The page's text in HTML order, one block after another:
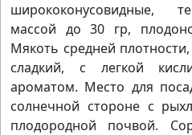
ширококонусовидные,
массой до 30 гр,
Мякоть средней
сладкий, с легкой
ароматом. Место для
солнечной стороне с
плодородной почвой.